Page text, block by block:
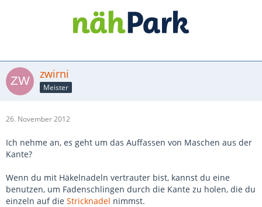
zwirni
Meister
26. November 2012
Ich nehme an, es geht um das Auffassen von Maschen aus der
Kante?
Wenn du mit Häkelnadeln vertrauter bist, kannst du eine
benutzen, um Fadenschlingen durch die Kante zu holen, die du
einzeln auf die Stricknadel nimmst.